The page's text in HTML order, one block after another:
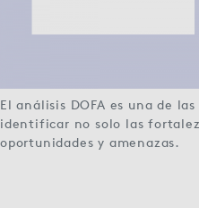
El análisis DOFA es una de
identificar no solo las
oportunidades y amenazas.